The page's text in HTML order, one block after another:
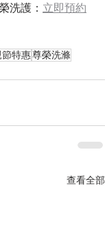
洗護： 立即預約
特惠尊榮洗滌
查看全部